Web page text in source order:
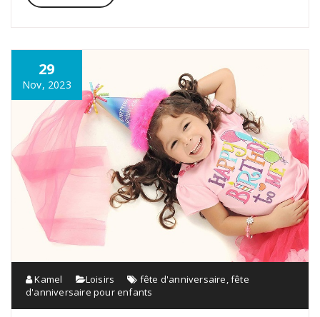
29
Nov, 2023
Kamel Loisirs fête d'anniversaire,fête
d'anniversaire pour enfants